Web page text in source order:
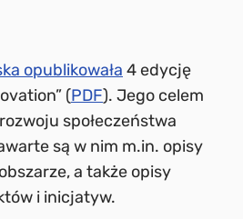
opublikowała 4 edycję
(PDF). Jego celem
społeczeństwa
są w nim m.in. opisy
a także opisy
i inicjatyw.